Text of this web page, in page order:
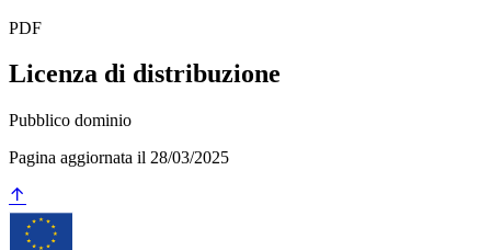
PDF
Licenza di distribuzione
Pubblico dominio
Pagina aggiornata il 28/03/2025